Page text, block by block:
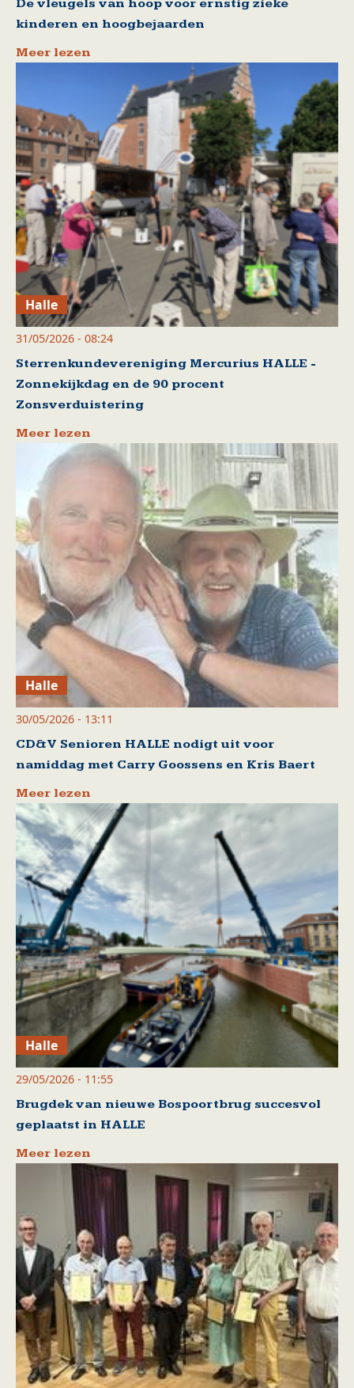
De vleugels van hoop voor ernstig zieke
kinderen en hoogbejaarden
Meer lezen
Halle
31/05/2026 - 08:24
Sterrenkundevereniging Mercurius HALLE -
Zonnekijkdag en de 90 procent
Zonsverduistering
Meer lezen
Halle
30/05/2026 - 13:11
CD&V Senioren HALLE nodigt uit voor
namiddag met Carry Goossens en Kris Baert
Meer lezen
Halle
29/05/2026 - 11:55
Brugdek van nieuwe Bospoortbrug succesvol
geplaatst in HALLE
Meer lezen